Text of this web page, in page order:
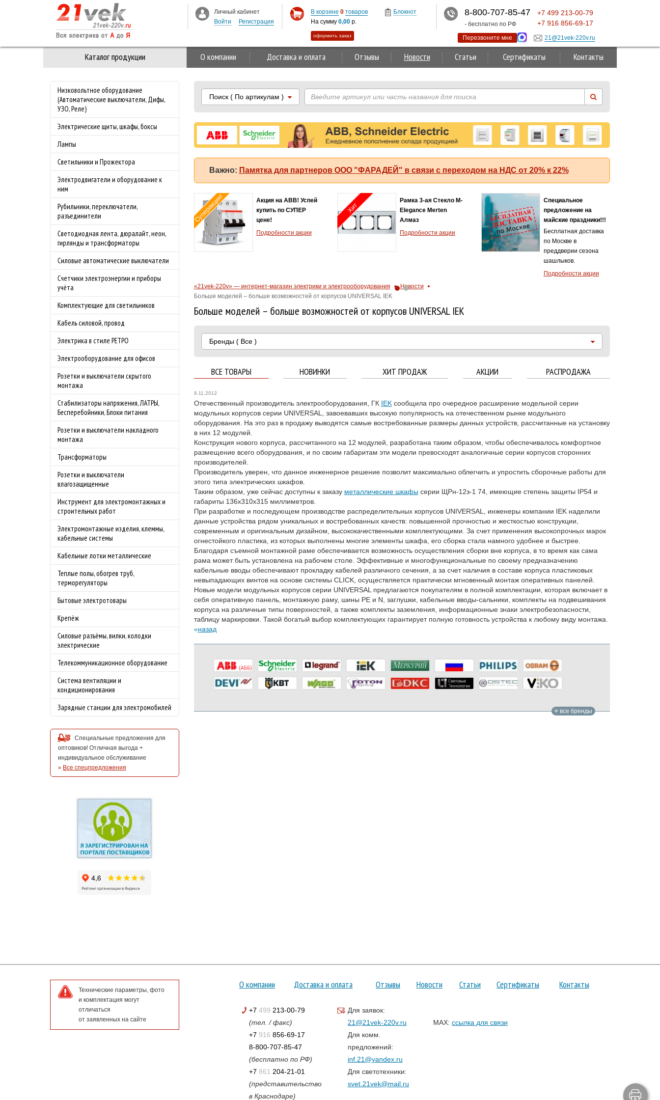
Каталог продукции О компании Доставка и оплата Отзывы Новости Статьи Сертификаты Контакты
Низковольтное оборудование
(Автоматические выключатели, Дифы,
УЗО, Реле)
Электрические щиты, шкафы, боксы
Лампы
Светильники и Прожектора
Электродвигатели и оборудование к
ним
Рубильники, переключатели,
разъединители
Светодиодная лента, дюралайт, неон,
гирлянды и трансформаторы
Силовые автоматические выключатели
Счетчики электроэнергии и приборы
учёта
Комплектующие для светильников
Кабель силовой, провод
Электрика в стиле РЕТРО
Электрооборудование для офисов
Розетки и выключатели скрытого
монтажа
Стабилизаторы напряжения, ЛАТРЫ,
Бесперебойники, Блоки питания
Розетки и выключатели накладного
монтажа
Трансформаторы
Розетки и выключатели
влагозащищенные
Инструмент для электромонтажных и
строительных работ
Электромонтажные изделия, клеммы,
кабельные системы
Кабельные лотки металлические
Теплые полы, обогрев труб,
терморегуляторы
Бытовые электротовары
Крепёж
Силовые разъёмы, вилки, колодки
электрические
Телекоммуникационное оборудование
Система вентиляции и
кондиционирования
Зарядные станции для электромобилей
Специальные предложения для
оптовиков! Отличная выгода +
индивидуальное обслуживание
» Все спецпредложения
Поиск( По артикулам )
Важно: Памятка для партнеров ООО "ФАРАДЕЙ" в связи с переходом на НДС от 20% к 22%
Суперакция!
Акция на ABB! Успей
купить по СУПЕР
цене!
Подробности акции
Хит
Рамка 3-ая Стекло M-
Elegance Merten
Алмаз
Подробности акции
Специальное
предложение на
майские праздники!!!
Бесплатная доставка
по Москве в
преддверии сезона
шашлыков.
Подробности акции
«21vek-220v» — интернет-магазин электрики и электрооборудования
Новости
Больше моделей – больше возможностей от корпусов UNIVERSAL IEK
Больше моделей – больше возможностей от корпусов UNIVERSAL IEK
Бренды( Все )
ВСЕ ТОВАРЫ НОВИНКИ ХИТ ПРОДАЖ АКЦИИ РАСПРОДАЖА
9.11.2012
Отечественный производитель электрооборудования, ГК IEKсообщила про очередное расширение модельной серии
модульных корпусов серии UNIVERSAL, завоевавших высокую популярность на отечественном рынке модульного
оборудования. На это раз в продажу выводятся самые востребованные размеры данных устройств, рассчитанные на установку
в них 12 модулей.
Конструкция нового корпуса, рассчитанного на 12 модулей, разработана таким образом, чтобы обеспечивалось комфортное
размещение всего оборудования, и по своим габаритам эти модели превосходят аналогичные серии корпусов сторонних
производителей.
Производитель уверен, что данное инженерное решение позволит максимально облегчить и упростить сборочные работы для
этого типа электрических шкафов.
Таким образом, уже сейчас доступны к заказу металлические шкафысерии ЩРн-12з-1 74, имеющие степень защиты IP54 и
габариты 136х310х315 миллиметров.
При разработке и последующем производстве распределительных корпусов UNIVERSAL, инженеры компании IEK наделили
данные устройства рядом уникальных и востребованных качеств: повышенной прочностью и жесткостью конструкции,
современным и оригинальным дизайном, высококачественными комплектующими. За счет применения высокопрочных марок
огнестойкого пластика, из которых выполнены многие элементы шкафа, его сборка стала намного удобнее и быстрее.
Благодаря съемной монтажной раме обеспечивается возможность осуществления сборки вне корпуса, в то время как сама
рама может быть установлена на рабочем столе. Эффективные и многофункциональные по своему предназначению
кабельные вводы обеспечивают прокладку кабелей различного сечения, а за счет наличия в составе корпуса пластиковых
невыпадающих винтов на основе системы CLICK, осуществляется практически мгновенный монтаж оперативных панелей.
Новые модели модульных корпусов серии UNIVERSAL предлагаются покупателям в полной комплектации, которая включает в
себя оперативную панель, монтажную раму, шины PE и N, заглушки, кабельные вводы-сальники, комплекты на подвешивания
корпуса на различные типы поверхностей, а также комплекты заземления, информационные знаки электробезопасности,
таблицу маркировки. Такой богатый выбор комплектующих гарантирует полную готовность устройства к любому виду монтажа.
назад
все бренды
Технические параметры, фото
и комплектация могут
отличаться
от заявленных на сайте
О компании Доставка и оплата Отзывы Новости Статьи Сертификаты Контакты
+7 499 213-00-79
(тел. / факс)
+7 916 856-69-17
8-800-707-85-47
(бесплатно по РФ)
+7 861 204-21-01
(представительство
в Краснодаре)
Для заявок:
21@21vek-220v.ru
Для комм.
предложений:
inf.21@yandex.ru
Для светотехники:
svet.21vek@mail.ru
MAX: ссылка для связи
Личный кабинет
Войти
Регистрация
В корзине 0 товаров
На сумму 0,00 р.
оформить заказ
Блокнот 8-800-707-85-47
- бесплатно по РФ
+7 499 213-00-79
+7 916 856-69-17
Перезвоните мне 21@21vek-220v.ru